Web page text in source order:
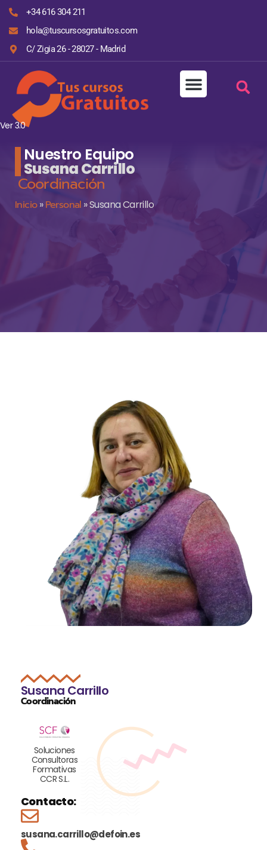
+34 616 304 211
hola@tuscursosgratuitos.com
C/ Zigia 26 - 28027 - Madrid
Ver 3.0
Nuestro Equipo
Susana Carrillo
Coordinación
Inicio»Personal »Susana Carrillo
Susana Carrillo
Coordinación
Soluciones
Consultoras
Formativas
CCR S.L.
Contacto:
susana.carrillo@defoin.es